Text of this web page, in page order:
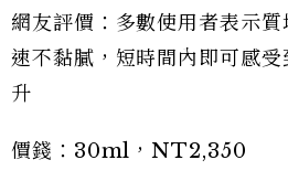
網友評價：多數使用者表示
速不黏膩，短時間內即可感
升
價錢：30ml，NT2,350